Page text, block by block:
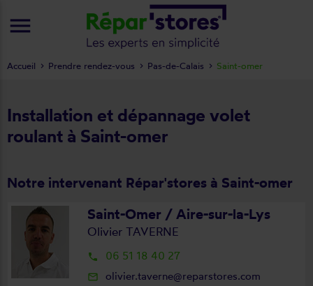
Installation et dépannage volet
roulant à Saint-omer
Notre intervenant Répar'stores à Saint-omer
Saint-Omer / Aire-sur-la-Lys
Olivier TAVERNE
local_phone 06 51 18 40 27
mail_outline olivier.taverne@reparstores.com
Accueil Prendre rendez-vous Pas-de-Calais Saint-omer
menu